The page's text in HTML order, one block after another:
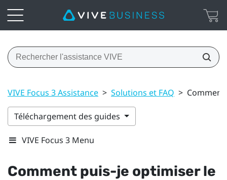
VIVE Focus 3 Assistance > Solutions et FAQ >
Téléchargement des guides
VIVE Focus 3 Menu
Comment puis-je optimiser le